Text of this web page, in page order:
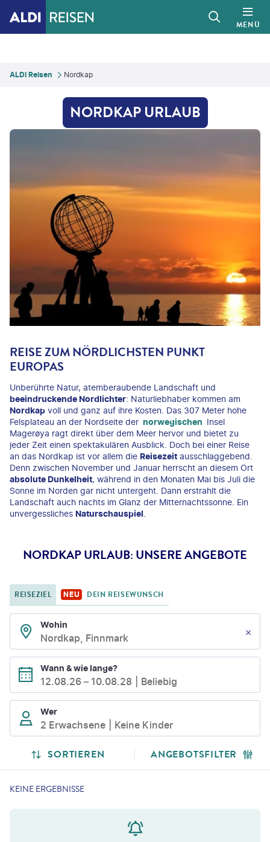
MENÜ
ALDI Reisen Nordkap
NORDKAP URLAUB
REISE ZUM NÖRDLICHSTEN PUNKT
EUROPAS
Unberührte Natur, atemberaubende Landschaft und
beeindruckende Nordlichter: Naturliebhaber kommen am
Nordkap voll und ganz auf ihre Kosten. Das 307 Meter hohe
Felsplateau an der Nordseite der norwegischen Insel
Magerøya ragt direkt über dem Meer hervor und bietet zu
jeder Zeit einen spektakulären Ausblick. Doch bei einer Reise
an das Nordkap ist vor allem die Reisezeit ausschlaggebend.
Denn zwischen November und Januar herrscht an diesem Ort
absolute Dunkelheit, während in den Monaten Mai bis Juli die
Sonne im Norden gar nicht untergeht. Dann erstrahlt die
Landschaft auch nachts im Glanz der Mitternachtssonne. Ein
unvergessliches Naturschauspiel
NORDKAP URLAUB: UNSERE ANGEBOTE
REISEZIEL NEU DEIN REISEWUNSCH
Wohin
Nordkap, Finnmark
Wann & wie lange?
12.08.26 – 10.08.28 Beliebig
Wer
2 Erwachsene Keine Kinder
SORTIEREN ANGEBOTSFILTER
KEINE ERGEBNISSE